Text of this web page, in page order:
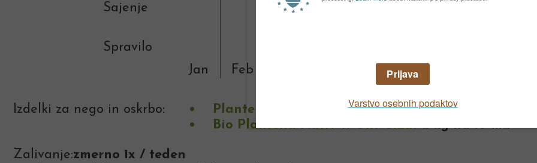
Sajenje
Spravilo
Jan
Feb Jun
Izdelki za nego in oskrbo: Plantella Organik
2 kg na 10 m2
Bio Plantella Nutrivit Univerzal 2 kg na 10 m2
Zalivanje:zmerno 1x / teden